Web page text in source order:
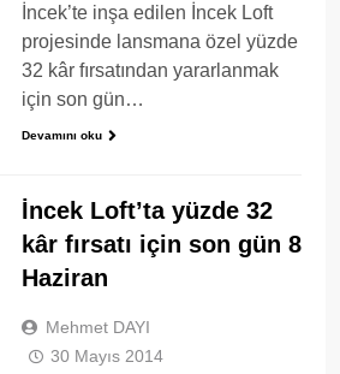
İncek’te inşa edilen İncek Loft
projesinde lansmana özel yüzde
32 kâr fırsatından yararlanmak
için son gün…
Devamını oku
İncek Loft’ta yüzde 32
kâr fırsatı için son gün 8
Haziran
Mehmet DAYI
30 Mayıs 2014